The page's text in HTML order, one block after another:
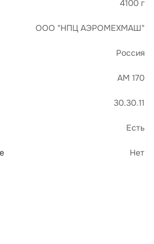
4100 г
ООО "НПЦ АЭРОМЕХМАШ"
Россия
АМ 170
30.30.11
Есть
Нет